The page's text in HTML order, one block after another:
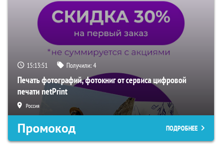
15:13:50 Получили:4
Печать фотографий, фотокниг от сервиса цифровой
печати netPrint
Россия
Промокод ПОДРОБНЕЕ